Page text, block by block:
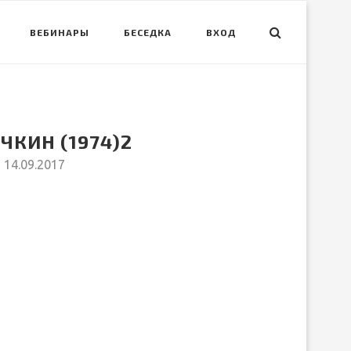
ВЕБИНАРЫ БЕСЕДКА ВХОД
(1974)2
14.09.2017